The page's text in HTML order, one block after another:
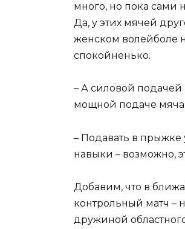
много, но пока сами
Да, у этих мячей
женском волейболе
спокойненько.
– А силовой подачей
мощной подаче
– Подавать в прыжке
навыки – возможно,
Добавим, что в
контрольный матч –
дружиной